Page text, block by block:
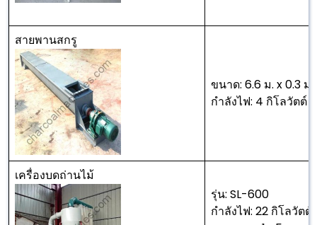
สายพานสกรู
ขนาด: 6.6 ม. x 0.3 ม.
กำลังไฟ: 4 กิโลวัตต์
เครื่องบดถ่านไม้
รุ่น: SL-600
กำลังไฟ: 22 กิโลวัตต์